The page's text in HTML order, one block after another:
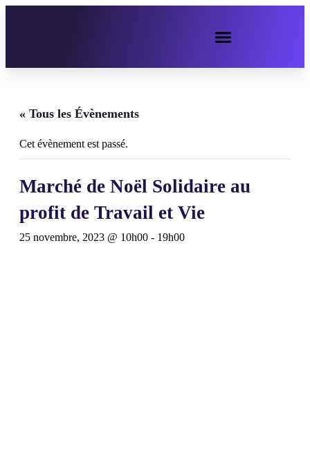
« Tous les Évènements
Cet évènement est passé.
Marché de Noël Solidaire au
profit de Travail et Vie
25 novembre, 2023 @ 10h00 - 19h00